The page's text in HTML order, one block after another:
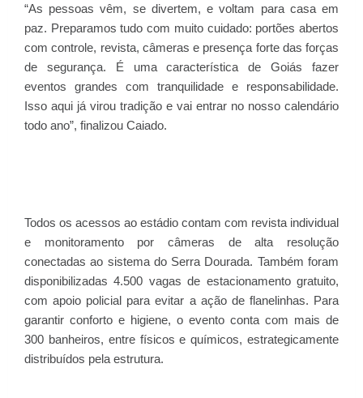
“As pessoas vêm, se divertem, e voltam para casa em
paz. Preparamos tudo com muito cuidado: portões abertos
com controle, revista, câmeras e presença forte das forças
de segurança. É uma característica de Goiás fazer
eventos grandes com tranquilidade e responsabilidade.
Isso aqui já virou tradição e vai entrar no nosso calendário
todo ano”, finalizou Caiado.
Todos os acessos ao estádio contam com revista individual
e monitoramento por câmeras de alta resolução
conectadas ao sistema do Serra Dourada. Também foram
disponibilizadas 4.500 vagas de estacionamento gratuito,
com apoio policial para evitar a ação de flanelinhas. Para
garantir conforto e higiene, o evento conta com mais de
300 banheiros, entre físicos e químicos, estrategicamente
distribuídos pela estrutura.